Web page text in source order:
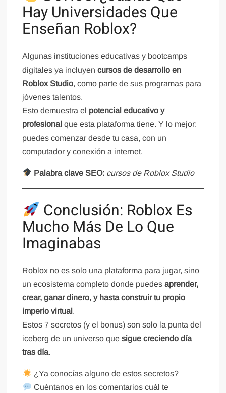
Hay Universidades Que
Enseñan Roblox?
Algunas instituciones educativas y bootcamps
digitales ya incluyencursos de desarrollo en
Roblox Studio, como parte de sus programas para
jóvenes talentos.
Esto demuestra el potencial educativo y
profesional que esta plataforma tiene. Y lo mejor:
puedes comenzar desde tu casa, con un
computador y conexión a internet.
Palabra clave SEO: cursos de Roblox Studio
Conclusión: Roblox Es
Mucho Más De Lo Que
Imaginabas
Roblox no es solo una plataforma para jugar, sino
un ecosistema completo donde puedesaprender,
crear, ganar dinero, y hasta construir tu propio
imperio virtual .
Estos 7 secretos (y el bonus) son solo la punta del
iceberg de un universo quesigue creciendo día
tras día.
¿Ya conocías alguno de estos secretos?
Cuéntanos en los comentarios cuál te